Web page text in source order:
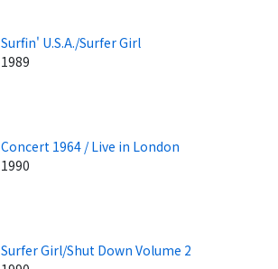
Surfin' U.S.A./Surfer Girl
1989
Concert 1964 / Live in London
1990
Surfer Girl/Shut Down Volume 2